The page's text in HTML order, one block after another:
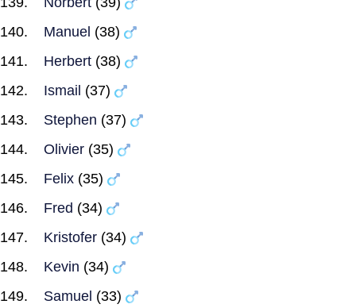
Manuel (38)
Herbert (38)
Ismail (37)
Stephen (37)
Olivier (35)
Felix (35)
Fred (34)
Kristofer (34)
Kevin (34)
Samuel (33)